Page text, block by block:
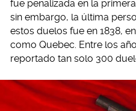
fue penalizada en la
sin embargo, la última
estos duelos fue en 1838,
como Quebec. Entre los
reportado tan solo 300